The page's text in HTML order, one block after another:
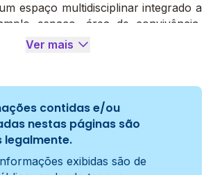
espaço multidisciplinar integrado a
espaço, área de convivência,
e lazer com parque coberto e
para correr e brincar. Este
com infraestrutura de apoio de
a faixa etária, fraldário e
das salas de Educação Infantil
Ver mais
contidas e/ou
nestas páginas são
legalmente.
exibidas são de